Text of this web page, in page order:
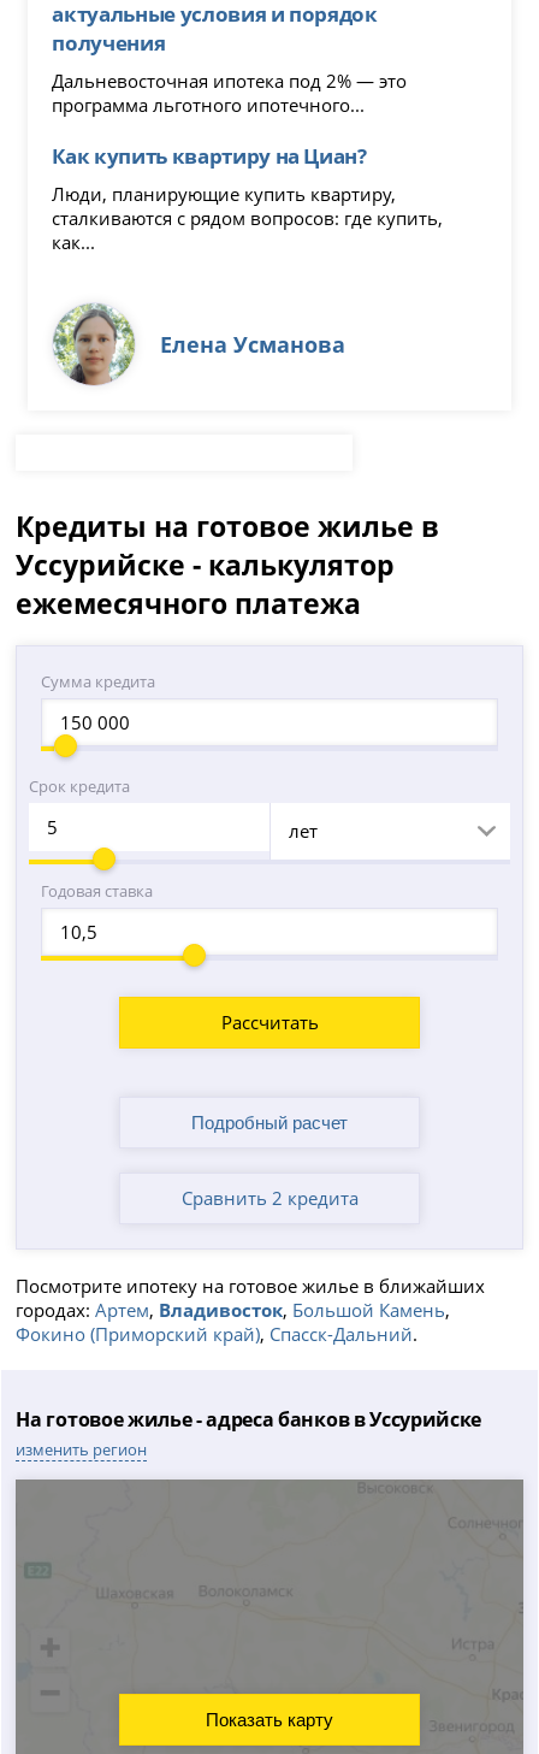
актуальные условия и порядок
получения
Дальневосточная ипотека под 2% — это
программа льготного ипотечного...
Как купить квартиру на Циан?
Люди, планирующие купить квартиру,
сталкиваются с рядом вопросов: где купить,
как...
Елена Усманова
Кредиты на готовое жилье в
Уссурийске - калькулятор
ежемесячного платежа
Сумма кредита
Срок кредита
лет
Годовая ставка
Рассчитать
Сравнить 2 кредита
Посмотрите ипотеку на готовое жилье в ближайших
городах:Артем, Владивосток, Большой Камень,
Фокино (Приморский край), Спасск-Дальний.
На готовое жилье - адреса банков в Уссурийске
изменить регион
Показать карту